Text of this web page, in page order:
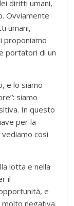
diritti umani,
Ovviamente
umani,
proponiamo
portatori di un
e lo siamo
siamo
In questo
per la
così
lotta e nella
il
e
negativa.